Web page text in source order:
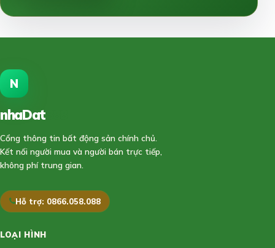
N
nhaDat
Cổng thông tin bất động sản chính chủ.
Kết nối người mua và người bán trực tiếp,
không phí trung gian.
Hỗ trợ: 0866.058.088
LOẠI HÌNH